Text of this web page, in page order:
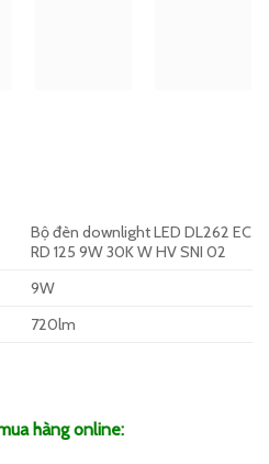
Bộ đèn downlight LED DL262 EC
RD 125 9W 30K W HV SNI 02
9W
720lm
hàng online: